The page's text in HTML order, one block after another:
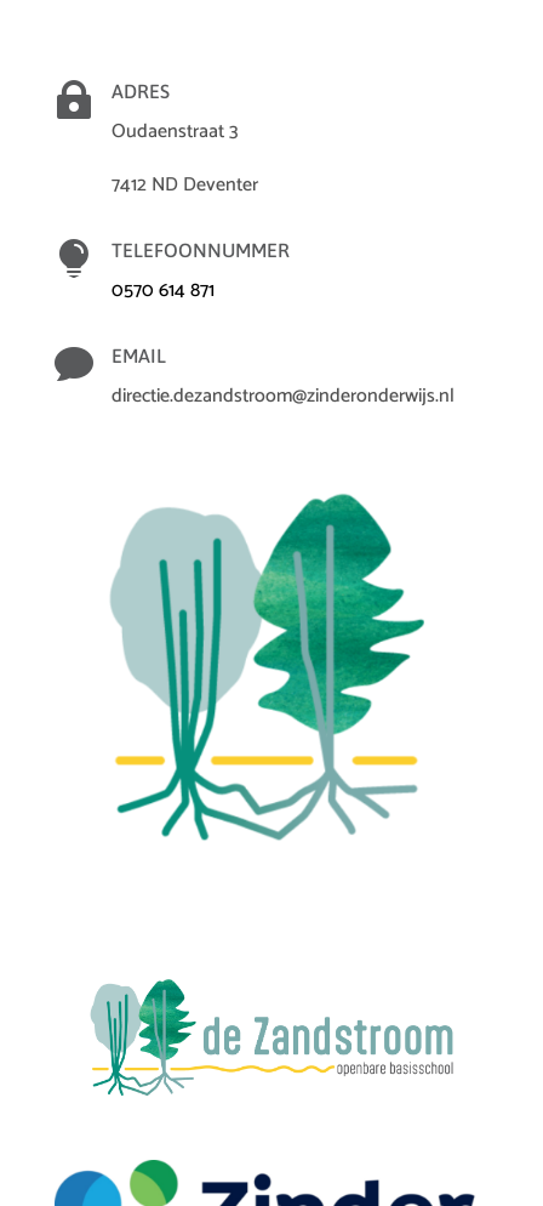
 ADRES
Oudaenstraat 3
7412 ND Deventer
 TELEFOONNUMMER
0570 614 871
 EMAIL
directie.dezandstroom@zinderonderwijs.nl